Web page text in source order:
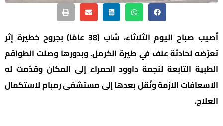
أصيب صباح اليوم الثلاثاء، شاب (38 عامًا) بجروح خطيرة إثر
تعرّضه لحادثة عنف في طيرة الكرمل. وبدورها وصلت الطواقم
الطبية التابعة لنجمة داوود الحمراء إلى المكان وقدّمت له
الاسعافات الازمة ونُقل بعدها إلى مستشفى رمبام لاستكمال
العلاج.